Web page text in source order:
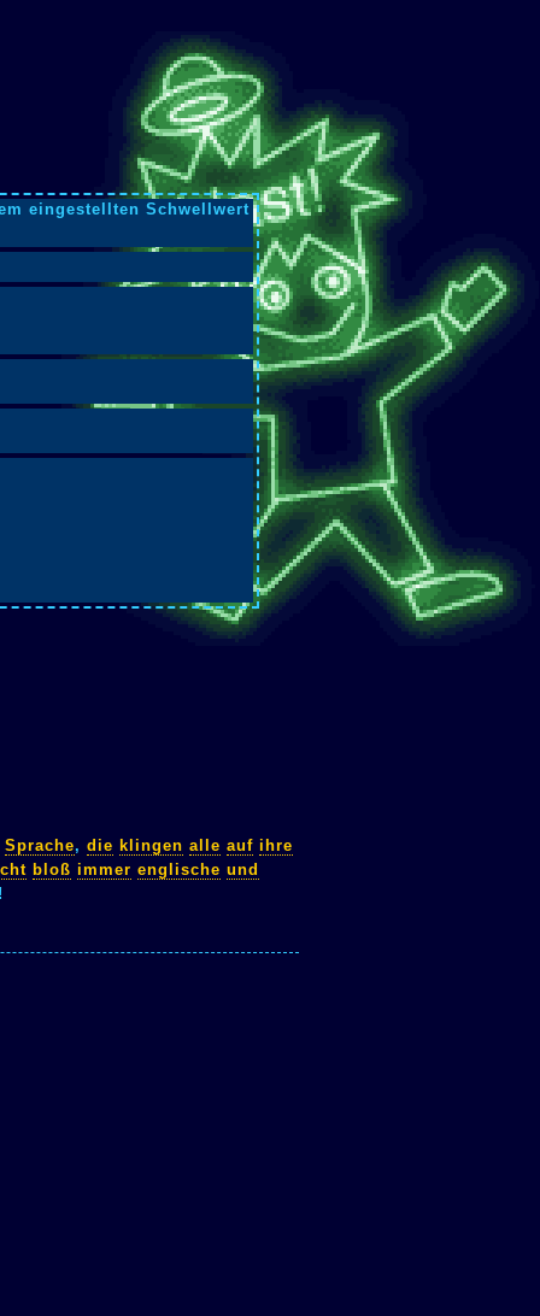
eingestellten Schwellwert
Sprache, die klingen alle auf ihre
bloß immer englische und